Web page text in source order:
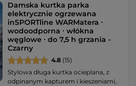
Damska kurtka parka
elektrycznie ogrzewana
inSPORTline WARMatera ∙
wodoodporna ∙ włókna
węglowe ∙ do 7,5 h grzania -
Czarny
4.8 (15)
Stylowa długa kurtka ocieplana, z
odpinanym kapturem i kieszeniami,